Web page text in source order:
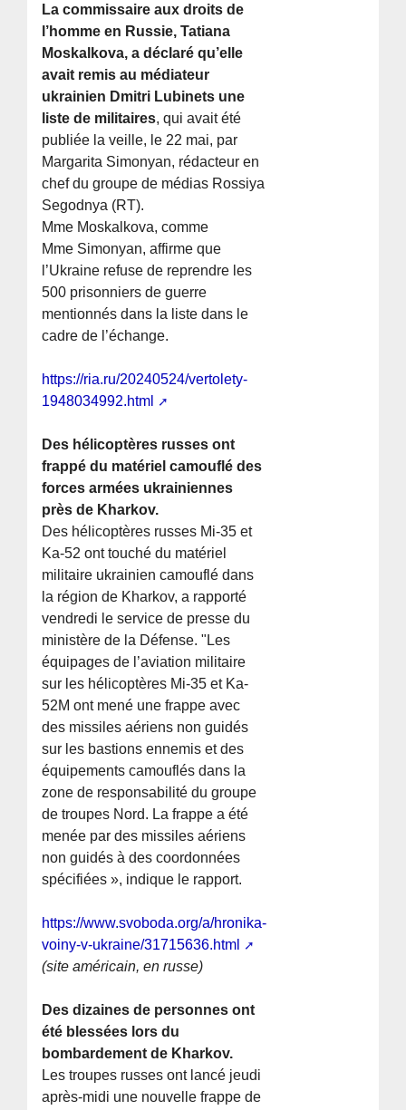
La commissaire aux droits de
l’homme en Russie, Tatiana
Moskalkova, a déclaré qu’elle
avait remis au médiateur
ukrainien Dmitri Lubinets une
liste de militaires, qui avait été
publiée la veille, le 22 mai, par
Margarita Simonyan, rédacteur en
chef du groupe de médias Rossiya
Segodnya (RT).
Mme Moskalkova, comme
Mme Simonyan, affirme que
l’Ukraine refuse de reprendre les
500 prisonniers de guerre
mentionnés dans la liste dans le
cadre de l’échange.
https://ria.ru/20240524/vertolety-
1948034992.html
Des hélicoptères russes ont
frappé du matériel camouflé des
forces armées ukrainiennes
près de Kharkov.
Des hélicoptères russes Mi-35 et
Ka-52 ont touché du matériel
militaire ukrainien camouflé dans
la région de Kharkov, a rapporté
vendredi le service de presse du
ministère de la Défense. "Les
équipages de l’aviation militaire
sur les hélicoptères Mi-35 et Ka-
52M ont mené une frappe avec
des missiles aériens non guidés
sur les bastions ennemis et des
équipements camouflés dans la
zone de responsabilité du groupe
de troupes Nord. La frappe a été
menée par des missiles aériens
non guidés à des coordonnées
spécifiées », indique le rapport.
https://www.svoboda.org/a/hronika-
voiny-v-ukraine/31715636.html
(site américain, en russe)
Des dizaines de personnes ont
été blessées lors du
bombardement de Kharkov.
Les troupes russes ont lancé jeudi
après-midi une nouvelle frappe de